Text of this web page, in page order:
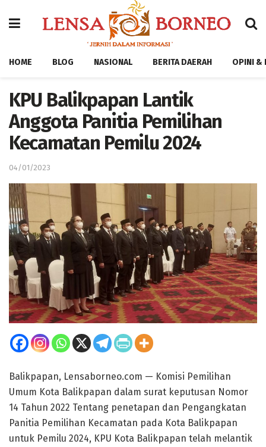
HOME BLOG NASIONAL BERITA DAERAH OPINI &
KPU Balikpapan Lantik
Anggota Panitia Pemilihan
Kecamatan Pemilu 2024
04/01/2023
Balikpapan, Lensaborneo.com — Komisi Pemilihan
Umum Kota Balikpapan dalam surat keputusan Nomor
14 Tahun 2022 Tentang penetapan dan Pengangkatan
Panitia Pemilihan Kecamatan pada Kota Balikpapan
untuk Pemilu 2024, KPU Kota Balikpapan telah melantik